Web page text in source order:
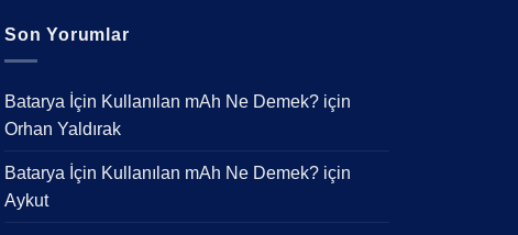
Son Yorumlar
Batarya İçin Kullanılan mAh Ne Demek? için
Orhan Yaldırak
Batarya İçin Kullanılan mAh Ne Demek? için
Aykut